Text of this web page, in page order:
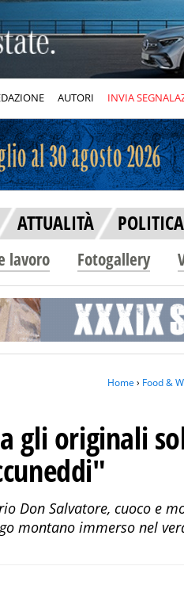
AUTORI INVIA
ATTUALITÀ POLITICA
lavoro Fotogallery
Home› Food &
gli originali
Don Salvatore, cuoco e
montano immerso nel